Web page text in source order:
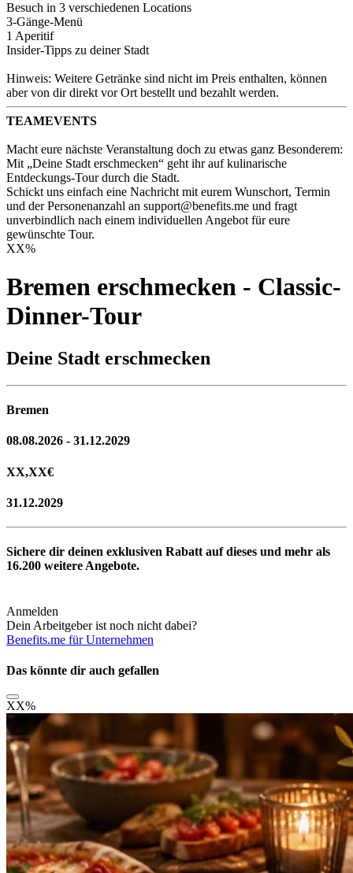
Besuch in 3 verschiedenen Locations
3-Gänge-Menü
1 Aperitif
Insider-Tipps zu deiner Stadt
Hinweis: Weitere Getränke sind nicht im Preis enthalten, können
aber von dir direkt vor Ort bestellt und bezahlt werden.
TEAMEVENTS
Macht eure nächste Veranstaltung doch zu etwas ganz Besonderem:
Mit „Deine Stadt erschmecken“ geht ihr auf kulinarische
Entdeckungs-Tour durch die Stadt.
Schickt uns einfach eine Nachricht mit eurem Wunschort, Termin
und der Personenanzahl an support@benefits.me und fragt
unverbindlich nach einem individuellen Angebot für eure
gewünschte Tour.
XX%
Bremen erschmecken - Classic-
Dinner-Tour
Deine Stadt erschmecken
Bremen
08.08.2026 - 31.12.2029
XX,XX€
31.12.2029
Sichere dir deinen exklusiven Rabatt auf dieses und mehr als
16.200 weitere Angebote.
Anmelden
Dein Arbeitgeber ist noch nicht dabei?
Benefits.me für Unternehmen
Das könnte dir auch gefallen
XX%